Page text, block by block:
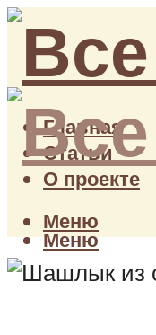
Главная
Статьи
О проекте
Меню
Меню